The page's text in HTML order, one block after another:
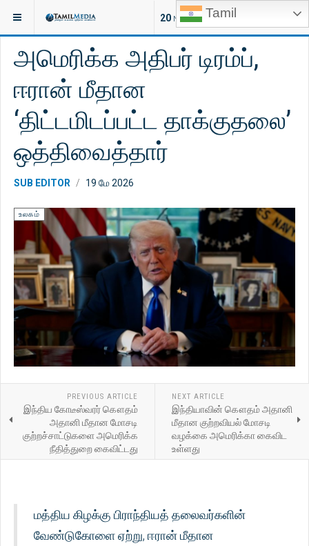
Tamil
20 NEW ARTICLES
இருக்குமிடம்: செய்திகள்
அமெரிக்க அதிபர் டிரம்ப்,
ஈரான் மீதான
‘திட்டமிடப்பட்ட தாக்குதலை’
ஒத்திவைத்தார்
SUB EDITOR 19 மே 2026
உலகம்
PREVIOUS ARTICLE
இந்திய கோடீஸ்வரர் கௌதம்
அதானி மீதான மோசடி
குற்றச்சாட்டுகளை அமெரிக்க
நீதித்துறை கைவிட்டது
NEXT ARTICLE
இந்தியாவின் கௌதம் அதானி
மீதான குற்றவியல் மோசடி
வழக்கை அமெரிக்கா கைவிட
உள்ளது
மத்திய கிழக்கு பிராந்தியத் தலைவர்களின்
வேண்டுகோளை ஏற்று, ஈரான் மீதான